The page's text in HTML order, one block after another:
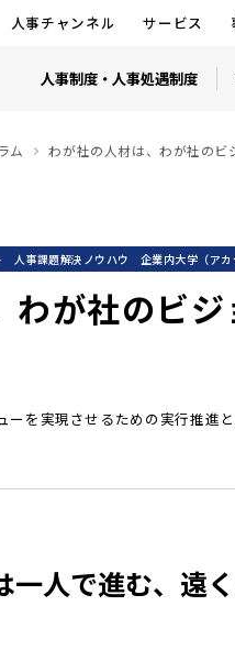
人事チャンネル サービス
人事制度・人事処遇制度
ム わが社の人材は、わが社のビ
人事課題解決ノウハウ 企業内大学（アカ
わが社のビ
を実現させるための実行推進
一人で進む、遠